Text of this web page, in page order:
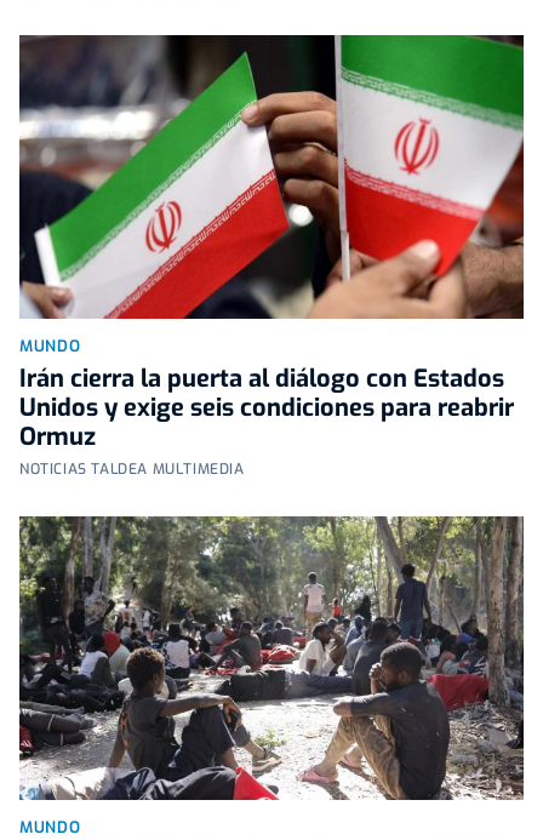
MUNDO
Irán cierra la puerta al diálogo con Estados
Unidos y exige seis condiciones para reabrir
Ormuz
NOTICIAS TALDEA MULTIMEDIA
MUNDO